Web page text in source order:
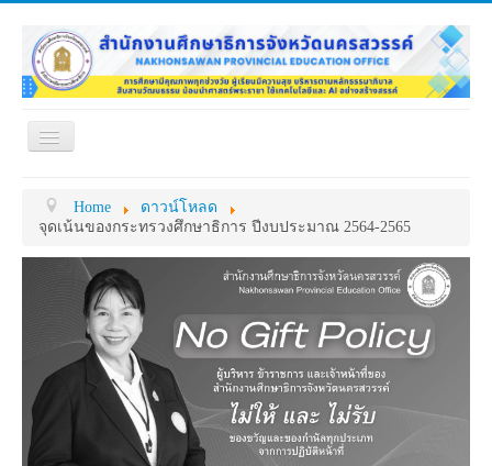
Toggle
หน่วยงานภายใน
MY OFFICE
ดาวน์โหลด
กระดาน ถาม-ตอบ
ข้อมูลการติดต่อ
Home
ดาวน์โหลด
จุดเน้นของกระทรวงศึกษาธิการ ปีงบประมาณ 2564-2565